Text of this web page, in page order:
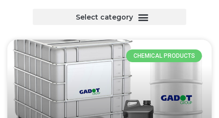
CHEMICAL PRODUCTS